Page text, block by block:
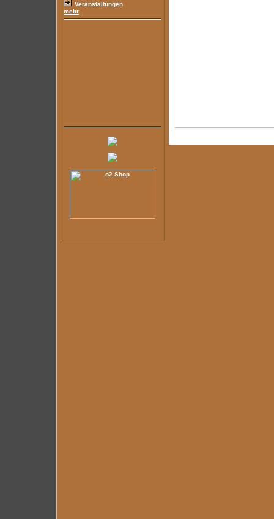
Veranstaltungen
mehr